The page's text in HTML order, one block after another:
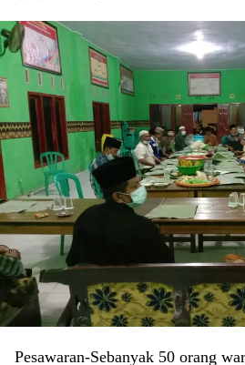
Pesawaran-Sebanyak 50 orang